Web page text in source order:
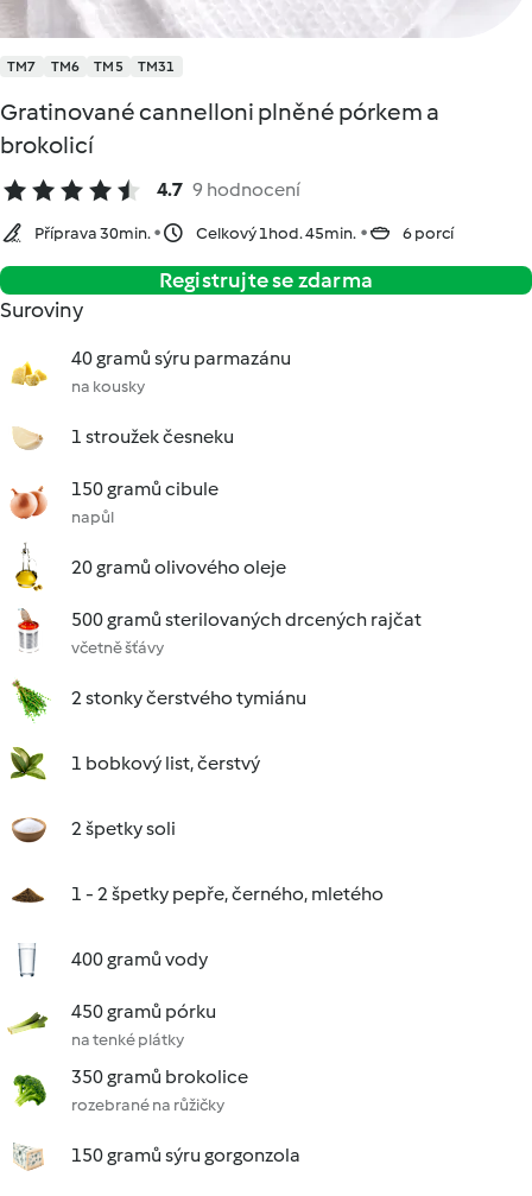
TM7 TM6 TM5 TM31
Gratinované cannelloni plněné pórkem a
brokolicí
4.7 9 hodnocení
Příprava 30min. Celkový 1hod. 45min. 6 porcí
Registrujte se zdarma
Suroviny
40 gramů sýru parmazánu
na kousky
1 stroužek česneku
150 gramů cibule
napůl
20 gramů olivového oleje
500 gramů sterilovaných drcených rajčat
včetně šťávy
2 stonky čerstvého tymiánu
1 bobkový list, čerstvý
2 špetky soli
1 - 2 špetky pepře, černého, mletého
400 gramů vody
450 gramů pórku
na tenké plátky
350 gramů brokolice
rozebrané na růžičky
150 gramů sýru gorgonzola